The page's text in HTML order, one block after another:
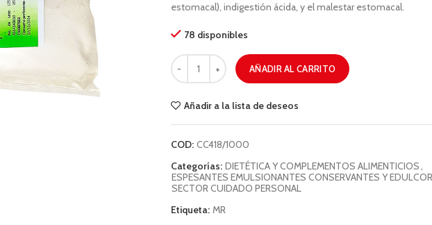
estomacal), indigestión ácida, y el malestar estomacal.
78 disponibles
AÑADIR AL CARRITO
Añadir a la lista de deseos
COD: CC418/1000
Categorías: DIETÉTICA Y COMPLEMENTOS ALIMENTICIOS,
ESPESANTES EMULSIONANTES CONSERVANTES Y
SECTOR CUIDADO PERSONAL
Etiqueta: MR